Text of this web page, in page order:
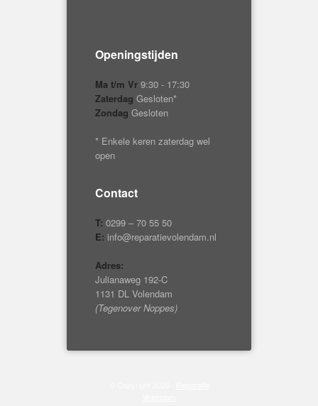
Openingstijden
Ma t/m Vr 9:30 - 17:30
Zaterdag Gesloten*
Zondag Gesloten
* Enkele keren zaterdag wel
open
Contact
T: 0299 – 70 55 50
E: info@reparatievolendam.nl
Adres:
Julianaweg 192-C
1131 DL Volendam
(Tegenover Noppes)